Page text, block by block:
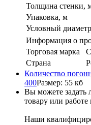
Толщина стенки,
Упаковка, м
Условный
Информация о
Торговая марка
Страна
Количество
400Размер: 55 кб
Вы можете задать
товару или работе
Наши